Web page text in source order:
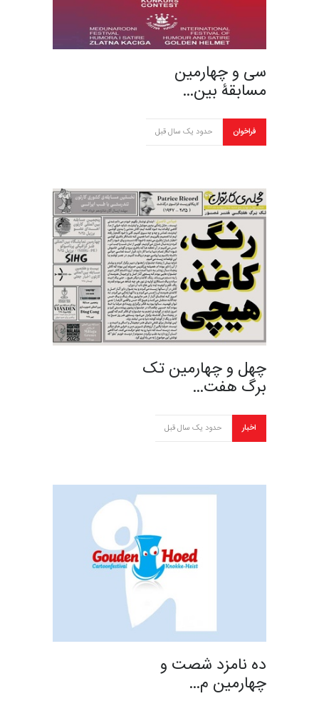
سی و چهارمین
مسابقۀ بین‌…
فراخوان حدود یک سال قبل
چهل و چهارمین تک
برگ هفت…
اخبار حدود یک سال قبل
ده نامزد شصت و
چهارمین م…